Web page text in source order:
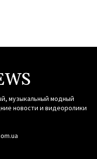
музыкальный модный
новости и видеоролики